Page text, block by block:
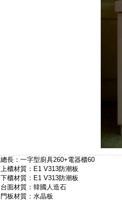
總長：一字型廚具260+電器櫃60
上櫃材質：E1 V313防潮板
下櫃材質：E1 V313防潮板
台面材質：韓國人造石
門板材質：水晶板